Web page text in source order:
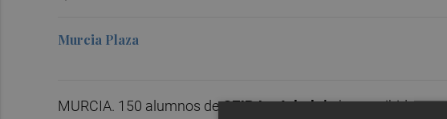
Murcia Plaza
MURCIA. 150 alumnos deCEIP La Arbolejahan recibido